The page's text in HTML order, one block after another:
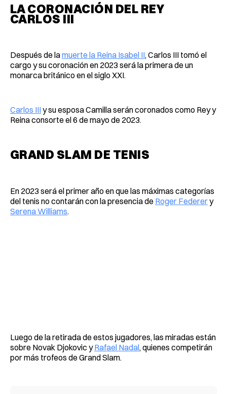
LA CORONACIÓN DEL REY
CARLOS III
Después de lamuerte la Reina Isabel II, Carlos III tomó el
cargo y su coronación en 2023 será la primera de un
monarca británico en el siglo XXI.
Carlos IIIy su esposa Camilla serán coronados como Rey y
Reina consorte el 6 de mayo de 2023.
GRAND SLAM DE TENIS
En 2023 será el primer año en que las máximas categorías
del tenis no contarán con la presencia de Roger Federery
Serena Williams.
Luego de la retirada de estos jugadores, las miradas están
sobre Novak Djokovic yRafael Nadal, quienes competirán
por más trofeos de Grand Slam.